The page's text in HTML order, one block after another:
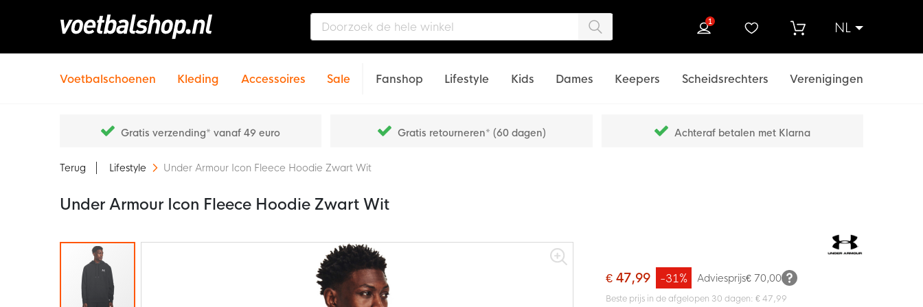
NL
1
Voetbalschoenen Kleding Accessoires Sale Fanshop Lifestyle Kids Dames Keepers Scheidsrechters Verenigingen
Gratis verzending* vanaf 49 euro Gratis retourneren* (60 dagen) Achteraf betalen met Klarna
Terug Lifestyle Under Armour Icon Fleece Hoodie Zwart Wit
Under Armour Icon Fleece Hoodie Zwart Wit
Ga
€ 47,99 Adviesprijs€ 70,00
-31%
Beste prijs in de afgelopen 30 dagen: € 47,99